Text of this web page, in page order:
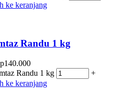
ke keranjang
Randu 1 kg
140.000
Randu 1 kg
+
ke keranjang